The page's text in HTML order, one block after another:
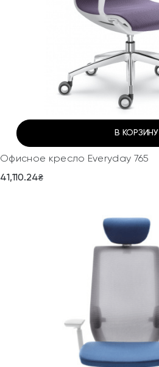
В КОРЗИНУ
Офисное кресло Everyday 765
41,110.24₴